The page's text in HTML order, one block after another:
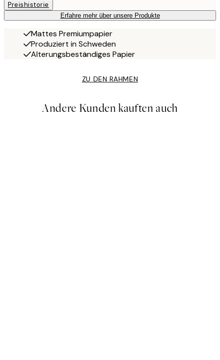
Preishistorie
Erfahre mehr über unsere Produkte
Mattes Premiumpapier
Produziert in Schweden
Alterungsbeständiges Papier
ZU DEN RAHMEN
Andere Kunden kauften auch